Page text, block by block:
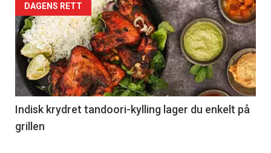
DAGENS RETT
Indisk krydret tandoori-kylling lager du enkelt på
grillen